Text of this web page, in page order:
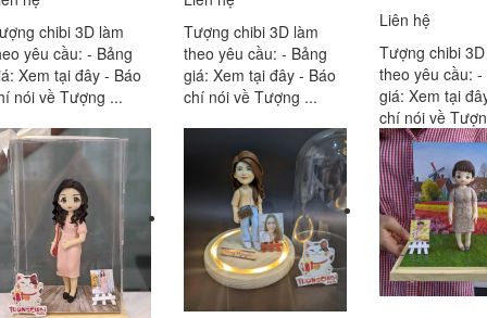
chibi 3D làm
yêu cầu: - Bảng
Xem tại đây - Báo
nói về Tượng ...
Tượng chibi 3D làm
theo yêu cầu: - Bảng
giá: Xem tại đây - Báo
chí nói về Tượng ...
Liên hệ
Tượng chibi
theo yêu cầu: -
giá: Xem tại
chí nói về